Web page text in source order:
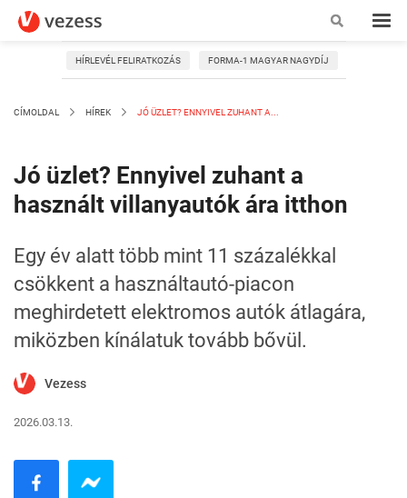
HÍRLEVÉL FELIRATKOZÁS FORMA-1 MAGYAR NAGYDÍJ
CÍMOLDAL HÍREK JÓ ÜZLET? ENNYIVEL ZUHANT A...
Jó üzlet? Ennyivel zuhant a
használt villanyautók ára itthon
Egy év alatt több mint 11 százalékkal
csökkent a használtautó-piacon
meghirdetett elektromos autók átlagára,
miközben kínálatuk tovább bővül.
Vezess
2026.03.13.